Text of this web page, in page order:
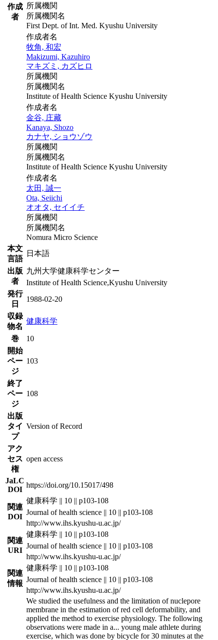
作成
者
所属機関
所属機関名
First Dept. of Int. Med. Kyushu University
作成者名
牧角, 和宏
Makizumi, Kazuhiro
マキズミ, カズヒロ
所属機関
所属機関名
Institute of Health Science Kyushu University
作成者名
金谷, 庄藏
Kanaya, Shozo
カナヤ, ショウゾウ
所属機関
所属機関名
Institute of Health Science Kyushu University
作成者名
太田, 誠一
Ota, Seiichi
オオタ, セイイチ
所属機関
所属機関名
Nomura Micro Science
本文
言語
日本語
出版
者
九州大学健康科学センター
Institute of Health Science,Kyushu University
発行
日
1988-02-20
収録
物名
健康科学
巻
10
開始
ペー
ジ
103
終了
ペー
ジ
108
出版
タイ
プ
Version of Record
アク
セス
権
open access
JaLC
DOI
https://doi.org/10.15017/498
関連
DOI
健康科学 || 10 || p103-108
Journal of health science || 10 || p103-108
http://www.ihs.kyushu-u.ac.jp/
関連
URI
健康科学 || 10 || p103-108
Journal of health science || 10 || p103-108
http://www.ihs.kyushu-u.ac.jp/
関連
情報
健康科学 || 10 || p103-108
Journal of health science || 10 || p103-108
http://www.ihs.kyushu-u.ac.jp/
We studied the usefulness and the limitation of nuclepore
membrane in the estimation of red cell deformability, and
applied the method to exercise physiology. The following
observations were made in a... young male athlete during
exercise, which was done by bicycle for 30 minutes at the